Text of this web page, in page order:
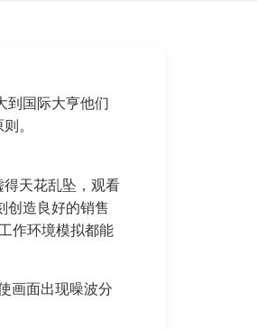
到国际大亨他们
。
天花乱坠，观看
创造良好的销售
作环境模拟都能
画面出现噪波分